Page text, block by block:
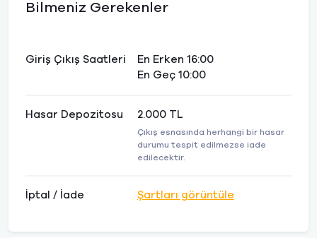
Bilmeniz Gerekenler
Giriş Çıkış Saatleri
En Erken 16:00
En Geç 10:00
Hasar Depozitosu 2.000 TL
Çıkış esnasında herhangi bir hasar
durumu tespit edilmezse iade
edilecektir.
İptal / İade Şartları görüntüle